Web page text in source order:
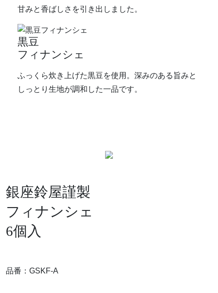
甘みと香ばしさを引き出しました。
黒豆
フィナンシェ
ふっくら炊き上げた黒豆を使用。深みのある旨みと
しっとり生地が調和した一品です。
銀座鈴屋謹製
フィナンシェ
6個入
品番：GSKF-A